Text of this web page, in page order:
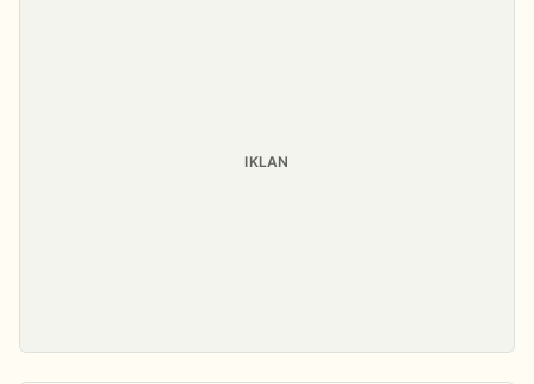
IKLAN